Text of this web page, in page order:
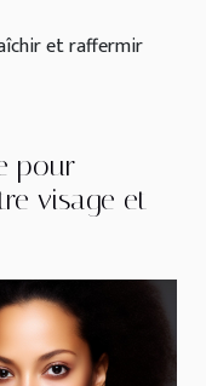
et raffermir
pour
visage et